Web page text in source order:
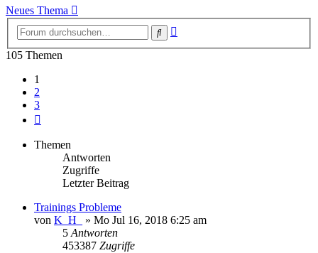
Neues Thema
Suche
105 Themen
1
2
3
Themen
Antworten
Zugriffe
Letzter Beitrag
Trainings Probleme
von K_H_ » Mo Jul 16, 2018 6:25 am
5 Antworten
453387 Zugriffe